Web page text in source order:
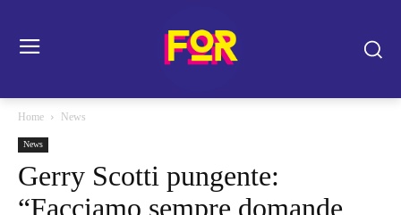
Home News
News
Gerry Scotti pungente:
“Facciamo sempre domande